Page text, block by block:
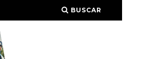
BUSCAR